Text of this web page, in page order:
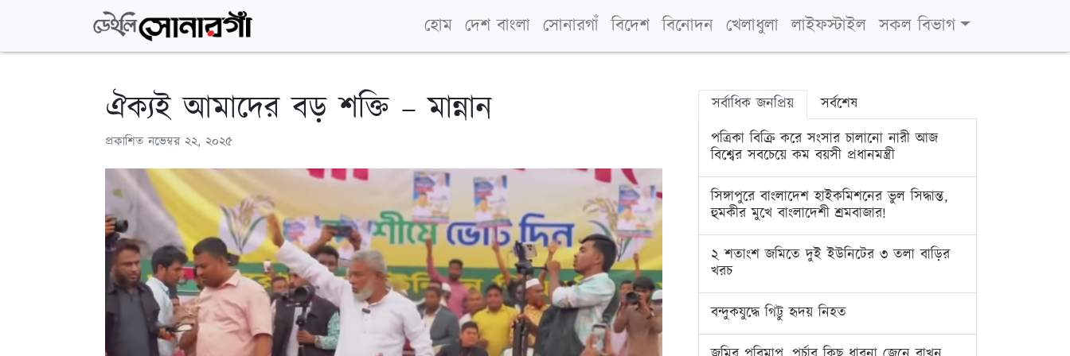
হোম দেশ বাংলা সোনারগাঁ বিদেশ বিনোদন খেলাধুলা লাইফস্টাইল সকল বিভাগ
ঐক্যই আমাদের বড় শক্তি – মান্নান
প্রকাশিতনভেম্বর ২২, ২০২৫
সর্বাধিক জনপ্রিয়
সর্বশেষ
পত্রিকা বিক্রি করে সংসার চালানো নারী আজ
বিশ্বের সবচেয়ে কম বয়সী প্রধানমন্ত্রী
সিঙ্গাপুরে বাংলাদেশ হাইকমিশনের ভুল সিদ্ধান্ত,
হুমকীর মুখে বাংলাদেশী শ্রমবাজার!
২ শতাংশ জমিতে দুই ইউনিটের ৩ তলা বাড়ির
খরচ
বন্দুকযুদ্ধে গিট্টু হৃদয় নিহত